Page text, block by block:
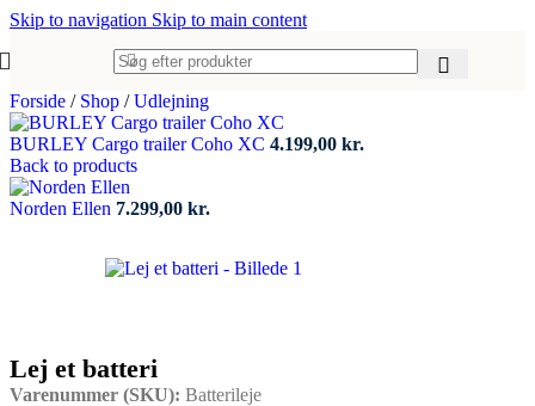
Skip to navigation Skip to main content
Forside / Shop / Udlejning
BURLEY Cargo trailer Coho XC 4.199,00 kr.
Back to products
Norden Ellen 7.299,00 kr.
Lej et batteri
Varenummer (SKU): Batterileje